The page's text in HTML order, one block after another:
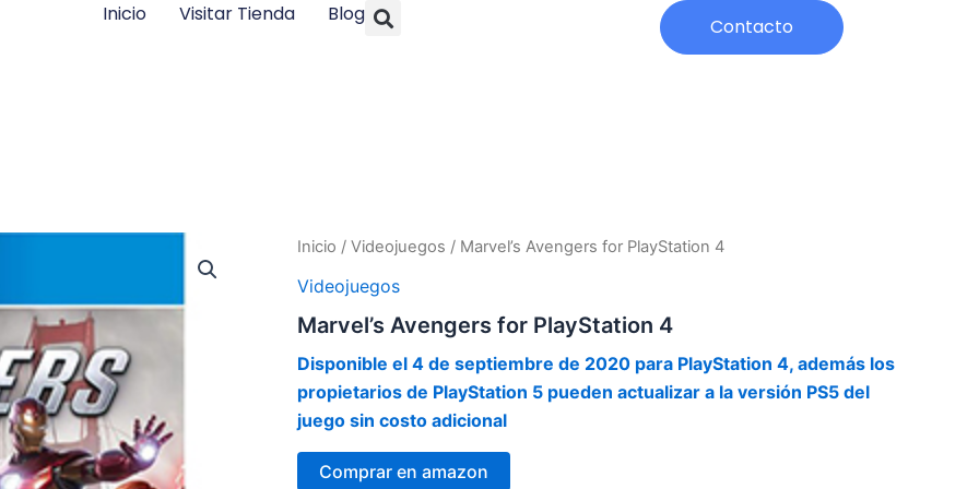
Inicio Visitar Tienda Blog Search Contacto
Inicio / Videojuegos / Marvel’s Avengers for PlayStation 4
Videojuegos
Marvel’s Avengers for PlayStation 4
Disponible el 4 de septiembre de 2020 para PlayStation 4, además los
propietarios de PlayStation 5 pueden actualizar a la versión PS5 del
juego sin costo adicional
Comprar en amazon